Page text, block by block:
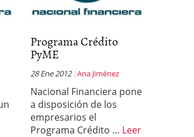
Programa Crédito
PyME
28 Ene 2012 Ana Jiménez
Nacional Financiera pone
a disposición de los
empresarios el
Programa Crédito … Leer